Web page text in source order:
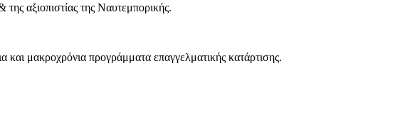
αξιοπιστίας της Ναυτεμπορικής.
και μακροχρόνια προγράμματα επαγγελματικής κατάρτισης.